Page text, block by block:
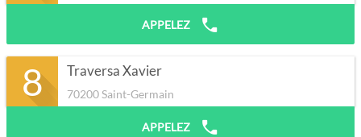
APPELEZ
8 Traversa Xavier
70200Saint-Germain
APPELEZ